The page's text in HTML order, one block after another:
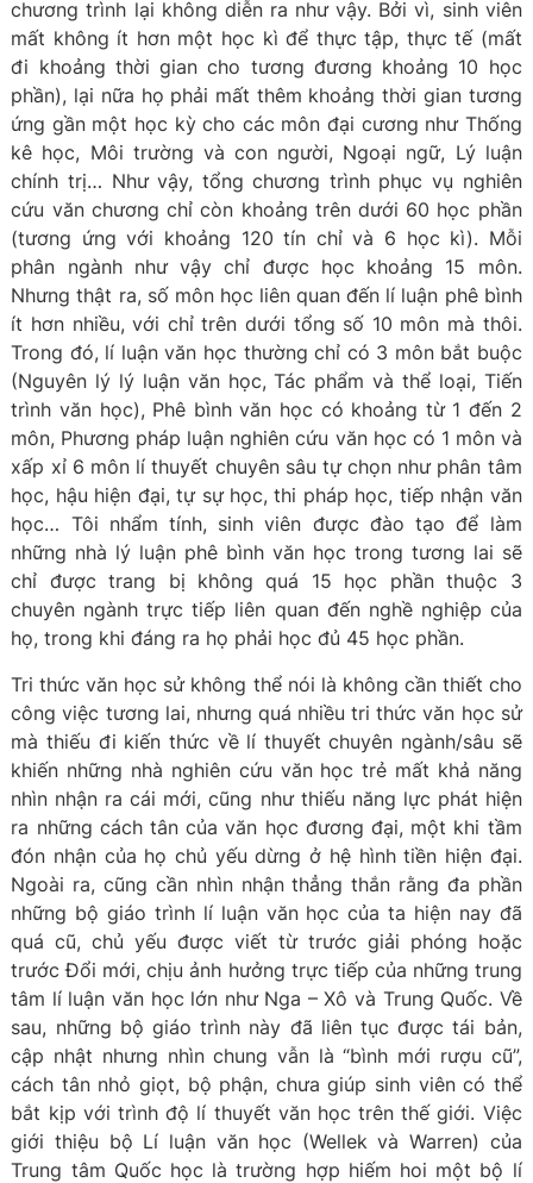
chương trình lại không diễn ra như vậy. Bởi vì, sinh viên
mất không ít hơn một học kì để thực tập, thực tế (mất
đi khoảng thời gian cho tương đương khoảng 10 học
phần), lại nữa họ phải mất thêm khoảng thời gian tương
ứng gần một học kỳ cho các môn đại cương như Thống
kê học, Môi trường và con người, Ngoại ngữ, Lý luận
chính trị… Như vậy, tổng chương trình phục vụ nghiên
cứu văn chương chỉ còn khoảng trên dưới 60 học phần
(tương ứng với khoảng 120 tín chỉ và 6 học kì). Mỗi
phân ngành như vậy chỉ được học khoảng 15 môn.
Nhưng thật ra, số môn học liên quan đến lí luận phê bình
ít hơn nhiều, với chỉ trên dưới tổng số 10 môn mà thôi.
Trong đó, lí luận văn học thường chỉ có 3 môn bắt buộc
(Nguyên lý lý luận văn học, Tác phẩm và thể loại, Tiến
trình văn học), Phê bình văn học có khoảng từ 1 đến 2
môn, Phương pháp luận nghiên cứu văn học có 1 môn và
xấp xỉ 6 môn lí thuyết chuyên sâu tự chọn như phân tâm
học, hậu hiện đại, tự sự học, thi pháp học, tiếp nhận văn
học… Tôi nhẩm tính, sinh viên được đào tạo để làm
những nhà lý luận phê bình văn học trong tương lai sẽ
chỉ được trang bị không quá 15 học phần thuộc 3
chuyên ngành trực tiếp liên quan đến nghề nghiệp của
họ, trong khi đáng ra họ phải học đủ 45 học phần.
Tri thức văn học sử không thể nói là không cần thiết cho
công việc tương lai, nhưng quá nhiều tri thức văn học sử
mà thiếu đi kiến thức về lí thuyết chuyên ngành/sâu sẽ
khiến những nhà nghiên cứu văn học trẻ mất khả năng
nhìn nhận ra cái mới, cũng như thiếu năng lực phát hiện
ra những cách tân của văn học đương đại, một khi tầm
đón nhận của họ chủ yếu dừng ở hệ hình tiền hiện đại.
Ngoài ra, cũng cần nhìn nhận thẳng thắn rằng đa phần
những bộ giáo trình lí luận văn học của ta hiện nay đã
quá cũ, chủ yếu được viết từ trước giải phóng hoặc
trước Đổi mới, chịu ảnh hưởng trực tiếp của những trung
tâm lí luận văn học lớn như Nga – Xô và Trung Quốc. Về
sau, những bộ giáo trình này đã liên tục được tái bản,
cập nhật nhưng nhìn chung vẫn là “bình mới rượu cũ”,
cách tân nhỏ giọt, bộ phận, chưa giúp sinh viên có thể
bắt kịp với trình độ lí thuyết văn học trên thế giới. Việc
giới thiệu bộ Lí luận văn học (Wellek và Warren) của
Trung tâm Quốc học là trường hợp hiếm hoi một bộ lí